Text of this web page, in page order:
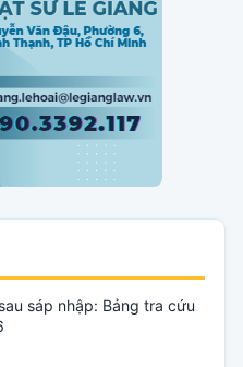
sáp nhập: Bảng tra cứu